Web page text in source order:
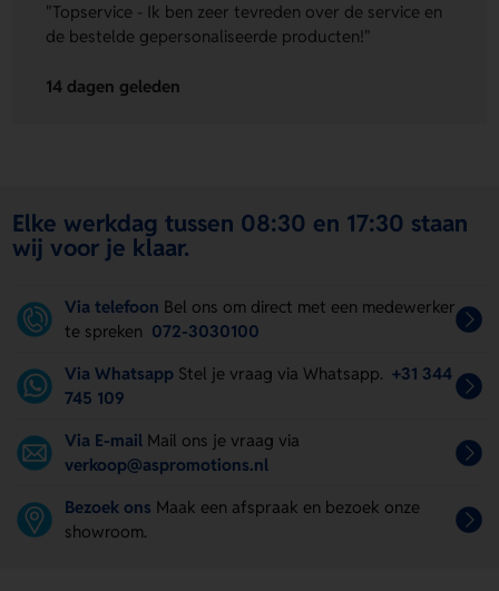
"Topservice - Ik ben zeer tevreden over de service en
de bestelde gepersonaliseerde producten!"
14 dagen geleden
Elke werkdag tussen 08:30 en 17:30 staan
wij voor je klaar.
Via telefoon Bel ons om direct met een medewerker
te spreken 072-3030100
Via Whatsapp Stel je vraag via Whatsapp. +31 344
745 109
Via E-mail Mail ons je vraag via
verkoop@aspromotions.nl
Bezoek ons Maak een afspraak en bezoek onze
showroom.